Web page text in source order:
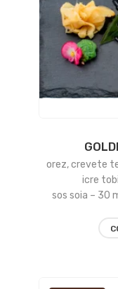
orez, crevete
icre
sos soia – 30